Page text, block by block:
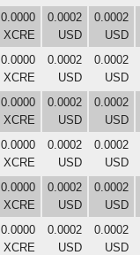
0.0000
XCRE
0.0002
USD
0.0002
USD
0.0000
XCRE
0.0002
USD
0.0002
USD
0.0000
XCRE
0.0002
USD
0.0002
USD
0.0000
XCRE
0.0002
USD
0.0002
USD
0.0000
XCRE
0.0002
USD
0.0002
USD
0.0000
XCRE
0.0002
USD
0.0002
USD